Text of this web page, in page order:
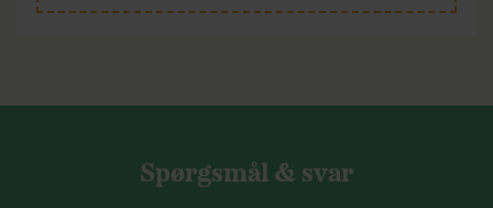
Spørgsmål & svar